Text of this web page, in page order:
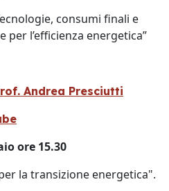
consumi finali e
l’efficienza energetica”
Andrea Presciutti
ore 15.30
la transizione energetica".